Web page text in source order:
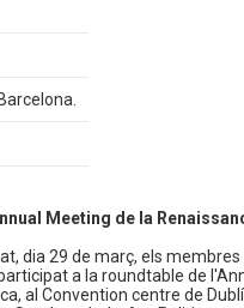
Meeting de la
dia 29 de març, els
a la roundtable de
al Convention centre de